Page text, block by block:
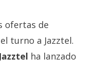
ofertas de
turno a Jazztel.
Jazztel ha lanzado